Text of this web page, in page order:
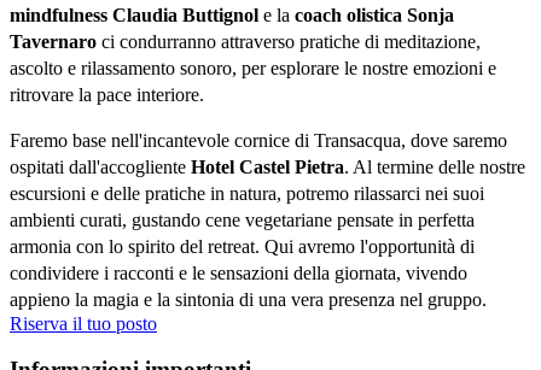
mindfulness Claudia Buttignol e la coach olistica Sonja
Tavernaro ci condurranno attraverso pratiche di meditazione,
ascolto e rilassamento sonoro, per esplorare le nostre emozioni e
ritrovare la pace interiore.
Faremo base nell'incantevole cornice di Transacqua, dove saremo
ospitati dall'accogliente Hotel Castel Pietra. Al termine delle nostre
escursioni e delle pratiche in natura, potremo rilassarci nei suoi
ambienti curati, gustando cene vegetariane pensate in perfetta
armonia con lo spirito del retreat. Qui avremo l'opportunità di
condividere i racconti e le sensazioni della giornata, vivendo
appieno la magia e la sintonia di una vera presenza nel gruppo.
Riserva il tuo posto